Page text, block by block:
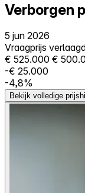
Verborgen
5 jun 2026
Vraagprijs
€ 525.000 €
-€ 25.000
-4,8%
Bekijk volledige